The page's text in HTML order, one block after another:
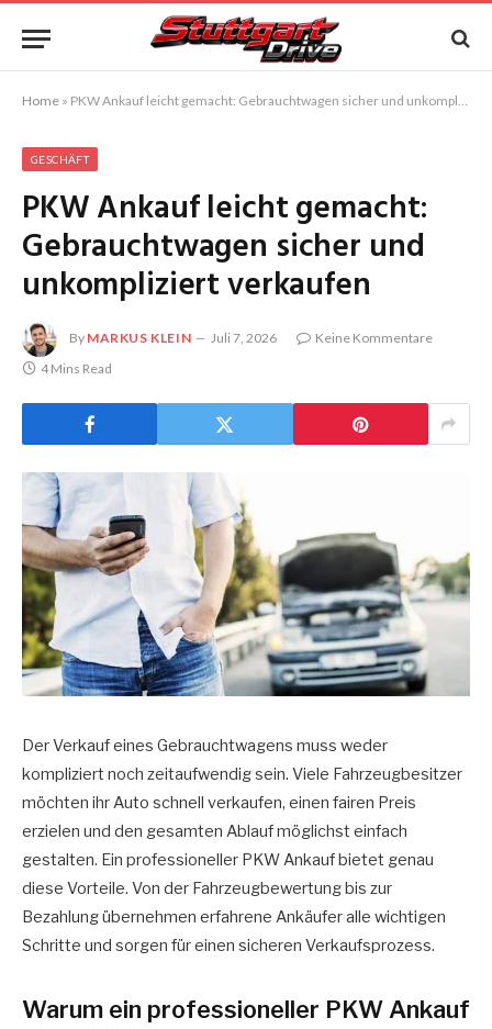
Home » PKW Ankauf leicht gemacht: Gebrauchtwagen sicher und unkompliziert verkaufen
GESCHÄFT
PKW Ankauf leicht gemacht:
Gebrauchtwagen sicher und
unkompliziert verkaufen
By MARKUS KLEIN Juli 7, 2026
Keine Kommentare
4 Mins Read
Der Verkauf eines Gebrauchtwagens muss weder
kompliziert noch zeitaufwendig sein. Viele Fahrzeugbesitzer
möchten ihr Auto schnell verkaufen, einen fairen Preis
erzielen und den gesamten Ablauf möglichst einfach
gestalten. Ein professioneller PKW Ankauf bietet genau
diese Vorteile. Von der Fahrzeugbewertung bis zur
Bezahlung übernehmen erfahrene Ankäufer alle wichtigen
Schritte und sorgen für einen sicheren Verkaufsprozess.
Warum ein professioneller PKW Ankauf